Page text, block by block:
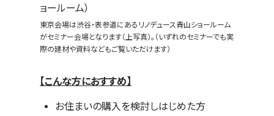
東京会場は渋谷・表参道にあるリノデュース青山ショールーム
がセミナー会場となります（上写真）。（いずれのセミナーでも実
際の建材や資料などもご覧いただけます）
【こんな方におすすめ】
お住まいの購入を検討しはじめた方